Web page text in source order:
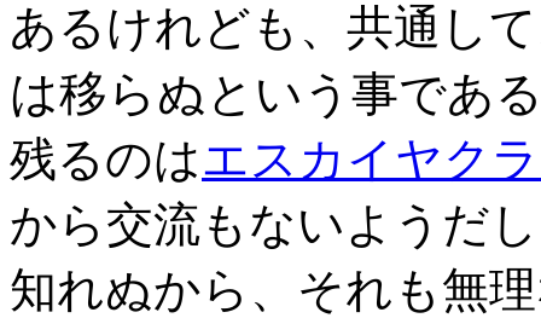
あるけれども、共通し
は移らぬ という事であ
残るのはエスカイヤク
から交流もないようだ
知れぬから、それも無